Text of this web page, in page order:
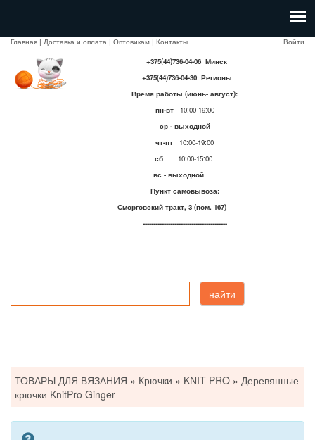
Главная | Доставка и оплата | Оптовикам | Контакты
Войти
+375(44)736-04-06 Минск
+375(44)736-04-30 Регионы
Время работы (июнь- август):
пн-вт
10:00-19:00
ср - выходной
чт-пт 10:00-19:00
сб
10:00-15:00
вс - выходной
Пункт самовывоза:
Сморговский тракт, 3 (пом. 167)
----------------------------------------
найти
здесь
ТОВАРЫ ДЛЯ ВЯЗАНИЯ » Крючки » KNIT PRO » Деревянные
крючки KnitPro Ginger